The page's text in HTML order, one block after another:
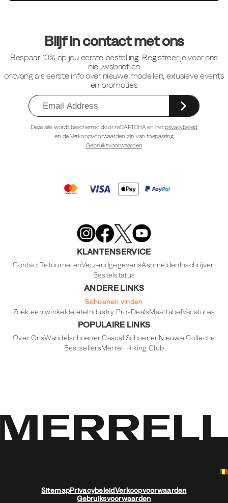
Blijf in contact met ons
Bespaar 10% op jou eerste bestelling. Registreer je voor ons
nieuwsbrief en
ontvang als eerste info over nieuwe modellen, exlusieve events
en promoties
Deze site wordt beschermd door reCAPTCHA en het privacybeleid
en de Verkoopvoorwaarden zijn van toepassing
Gebruiksvoorwaarden
Footwear
on
Merrell
Footwear
on
Merrell
Footwear
on
X
Footwear
on
KLANTENSERVICE
ContactRetournerenVerzendgegevensAanmeldenInschrijven
Bestelstatus
ANDERE LINKS
Schoenen vinden
Zoek een winkeldeleteIndustry Pro-DealsMaattabelVacatures
POPULAIRE LINKS
Over OnsWandelschoenenCasual SchoenenNieuwe Collectie
BestsellersMerrell Hiking Club
SitemapPrivacybeleidVerkoopvoorwaarden
Gebruiksvoorwaarden